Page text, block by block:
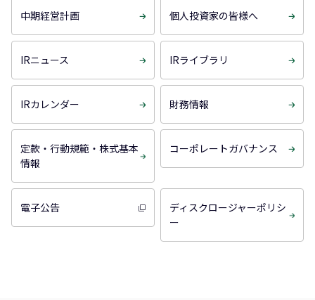
中期経営計画 個人投資家の皆様へ
IRニュース IRライブラリ
IRカレンダー 財務情報
定款・行動規範・株式基本
情報
コーポレートガバナンス
電子公告
ディスクロージャーポリシ
ー